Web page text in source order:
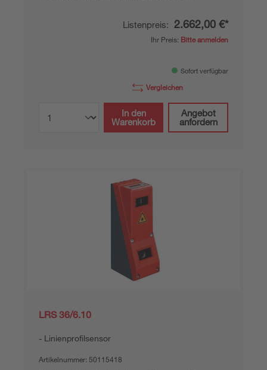
Listenpreis: 2.662,00 €*
Ihr Preis: Bitte anmelden
Sofort verfügbar
Vergleichen
In den
Warenkorb
Angebot
anfordern
LRS 36/6.10
Linienprofilsensor
Artikelnummer: 50115418